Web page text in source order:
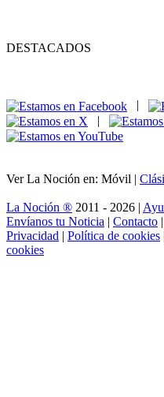
DESTACADOS
|
Ver La Noción en: Móvil |
La Noción ® 2011 - 2026 |
Envíanos tu Noticia | Contacto |
Privacidad | Política de cookies
cookies